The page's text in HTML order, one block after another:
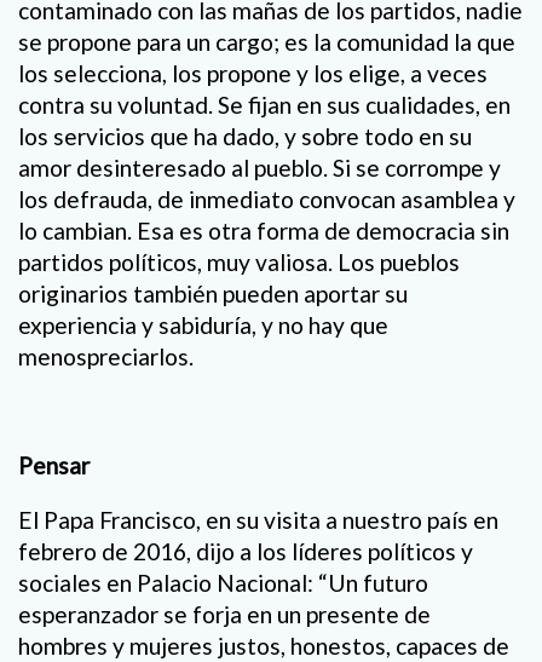
contaminado con las mañas de los partidos, nadie
se propone para un cargo; es la comunidad la que
los selecciona, los propone y los elige, a veces
contra su voluntad. Se fijan en sus cualidades, en
los servicios que ha dado, y sobre todo en su
amor desinteresado al pueblo. Si se corrompe y
los defrauda, de inmediato convocan asamblea y
lo cambian. Esa es otra forma de democracia sin
partidos políticos, muy valiosa. Los pueblos
originarios también pueden aportar su
experiencia y sabiduría, y no hay que
menospreciarlos.
Pensar
El Papa Francisco, en su visita a nuestro país en
febrero de 2016, dijo a los líderes políticos y
sociales en Palacio Nacional: “Un futuro
esperanzador se forja en un presente de
hombres y mujeres justos, honestos, capaces de